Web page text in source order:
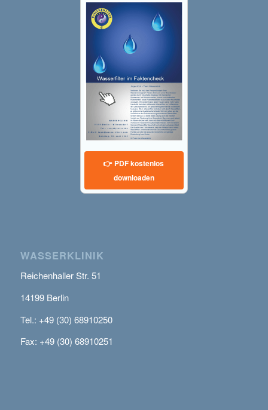
👉 PDF kostenlos
downloaden
WASSERKLINIK
Reichenhaller Str. 51
14199 Berlin
Tel.: +49 (30) 68910250
Fax: +49 (30) 68910251